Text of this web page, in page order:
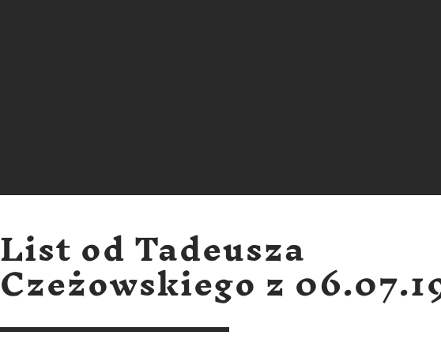
List od Tadeusza
Czeżowskiego z